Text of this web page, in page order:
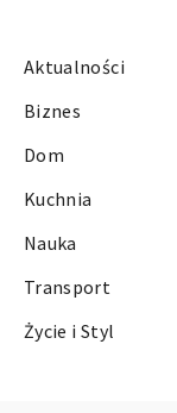
Aktualności
Biznes
Dom
Kuchnia
Nauka
Transport
Życie i Styl